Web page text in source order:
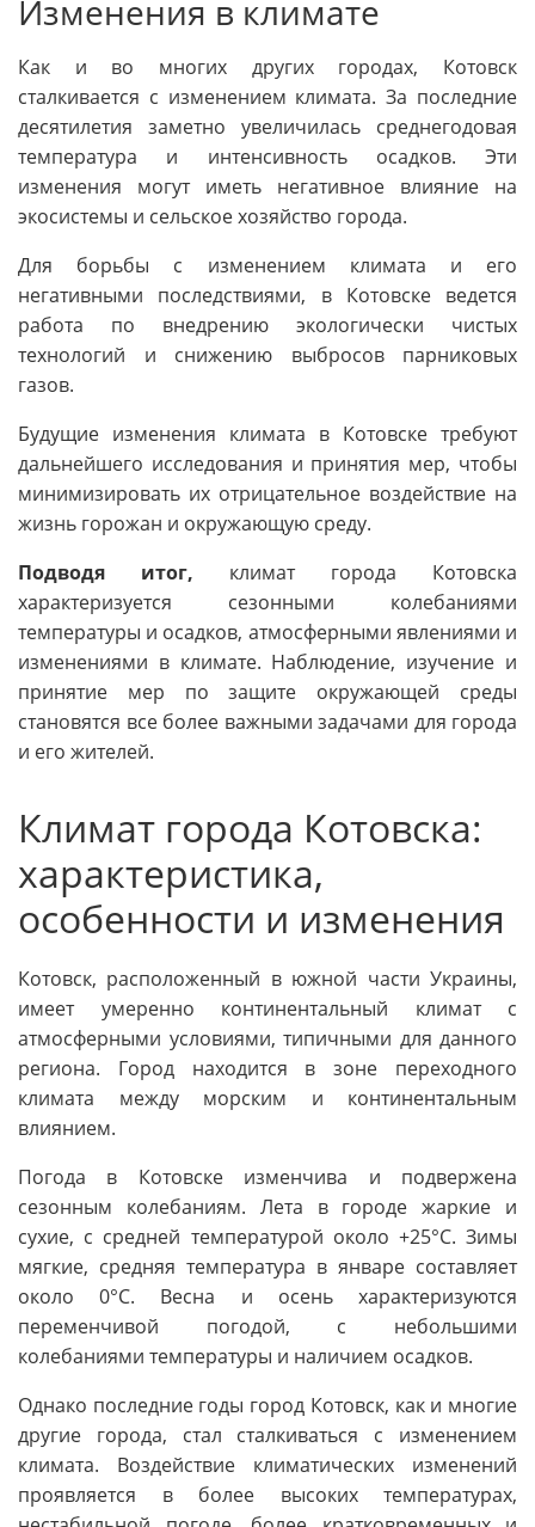
Изменения в климате
Как и во многих других городах, Котовск
сталкивается с изменением климата. За последние
десятилетия заметно увеличилась среднегодовая
температура и интенсивность осадков. Эти
изменения могут иметь негативное влияние на
экосистемы и сельское хозяйство города.
Для борьбы с изменением климата и его
негативными последствиями, в Котовске ведется
работа по внедрению экологически чистых
технологий и снижению выбросов парниковых
газов.
Будущие изменения климата в Котовске требуют
дальнейшего исследования и принятия мер, чтобы
минимизировать их отрицательное воздействие на
жизнь горожан и окружающую среду.
Подводя итог, климат города Котовска
характеризуется сезонными колебаниями
температуры и осадков, атмосферными явлениями и
изменениями в климате. Наблюдение, изучение и
принятие мер по защите окружающей среды
становятся все более важными задачами для города
и его жителей.
Климат города Котовска:
характеристика,
особенности и изменения
Котовск, расположенный в южной части Украины,
имеет умеренно континентальный климат с
атмосферными условиями, типичными для данного
региона. Город находится в зоне переходного
климата между морским и континентальным
влиянием.
Погода в Котовске изменчива и подвержена
сезонным колебаниям. Лета в городе жаркие и
сухие, с средней температурой около +25°C. Зимы
мягкие, средняя температура в январе составляет
около 0°C. Весна и осень характеризуются
переменчивой погодой, с небольшими
колебаниями температуры и наличием осадков.
Однако последние годы город Котовск, как и многие
другие города, стал сталкиваться с изменением
климата. Воздействие климатических изменений
проявляется в более высоких температурах,